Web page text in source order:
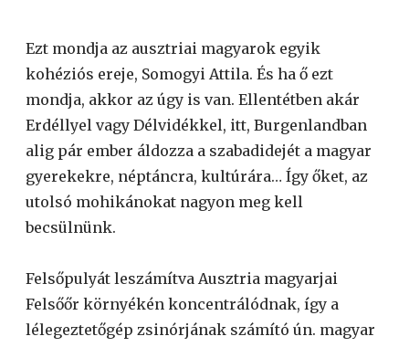
Ezt mondja az ausztriai magyarok egyik
kohéziós ereje, Somogyi Attila. És ha ő ezt
mondja, akkor az úgy is van. Ellentétben akár
Erdéllyel vagy Délvidékkel, itt, Burgenlandban
alig pár ember áldozza a szabadidejét a magyar
gyerekekre, néptáncra, kultúrára… Így őket, az
utolsó mohikánokat nagyon meg kell
becsülnünk.
Felsőpulyát leszámítva Ausztria magyarjai
Felsőőr környékén koncentrálódnak, így a
lélegeztetőgép zsinórjának számító ún. magyar